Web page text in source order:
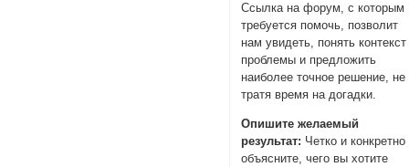
Ссылка на форум, с которым
требуется помочь, позволит
нам увидеть, понять контекст
проблемы и предложить
наиболее точное решение, не
тратя время на догадки.
Опишите желаемый
результат: Четко и конкретно
объясните, чего вы хотите